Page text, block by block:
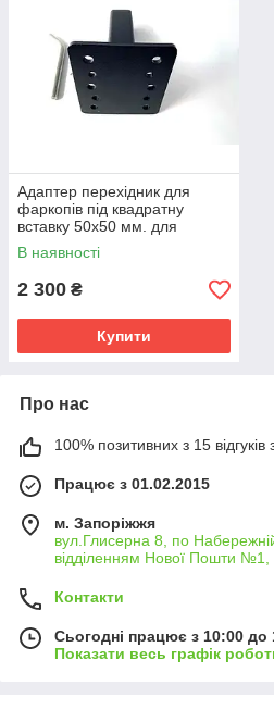
Адаптер перехідник для
фаркопів під квадратну
вставку 50х50 мм. для
торцевих гаків на 2 і 4 болти
В наявності
2 300 ₴
Купити
Про нас
100% позитивних з 15 відгуків
Працює з 01.02.2015
м. Запоріжжя
вул.Глисерна 8, по
відділенням Нової Пошти №1,
Контакти
Сьогодні працює з 10:00 до
Показати весь графік